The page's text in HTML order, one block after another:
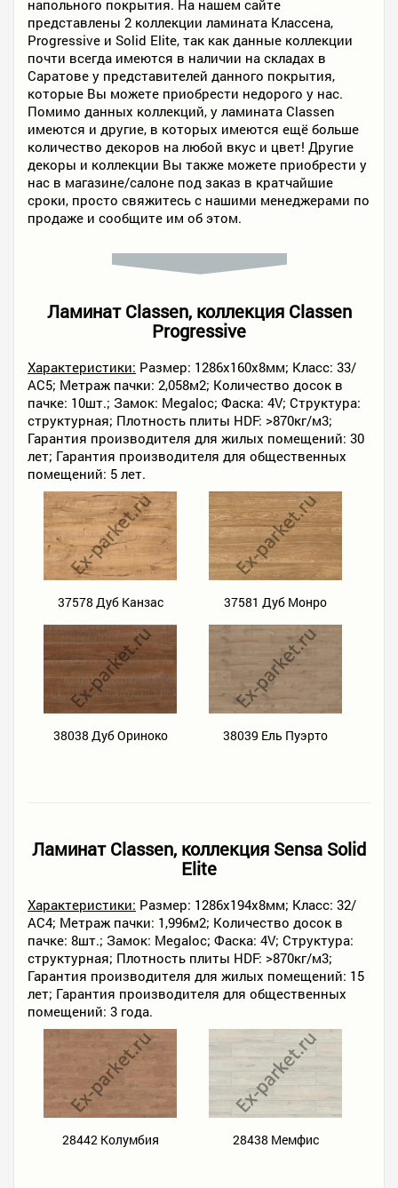
напольного покрытия. На нашем сайте
представлены 2 коллекции ламината Классена,
Progressive и Solid Elite, так как данные коллекции
почти всегда имеются в наличии на складах в
Саратове у представителей данного покрытия,
которые Вы можете приобрести недорого у нас.
Помимо данных коллекций, у ламината Classen
имеются и другие, в которых имеются ещё больше
количество декоров на любой вкус и цвет! Другие
декоры и коллекции Вы также можете приобрести у
нас в магазине/салоне под заказ в кратчайшие
сроки, просто свяжитесь с нашими менеджерами по
продаже и сообщите им об этом.
Ламинат Classen, коллекция Classen
Progressive
Характеристики: Размер: 1286x160x8мм; Класс: 33/
АС5; Метраж пачки: 2,058м2; Количество досок в
пачке: 10шт.; Замок: Megaloc; Фаска: 4V; Структура:
структурная; Плотность плиты HDF: >870кг/м3;
Гарантия производителя для жилых помещений: 30
лет; Гарантия производителя для общественных
помещений: 5 лет.
37578 Дуб Канзас 37581 Дуб Монро
38038 Дуб Ориноко 38039 Ель Пуэрто
Ламинат Classen, коллекция Sensa Solid
Elite
Характеристики: Размер: 1286x194x8мм; Класс: 32/
АС4; Метраж пачки: 1,996м2; Количество досок в
пачке: 8шт.; Замок: Megaloc; Фаска: 4V; Структура:
структурная; Плотность плиты HDF: >870кг/м3;
Гарантия производителя для жилых помещений: 15
лет; Гарантия производителя для общественных
помещений: 3 года.
28442 Колумбия 28438 Мемфис